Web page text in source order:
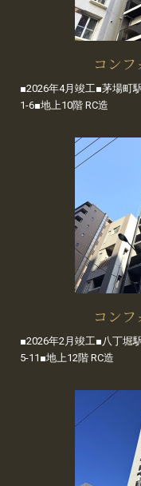
コン
■2026年4月竣工■茅場町
1-6■地上10階 RC造
コン
■2026年2月竣工■八丁堀
5-11■地上12階 RC造